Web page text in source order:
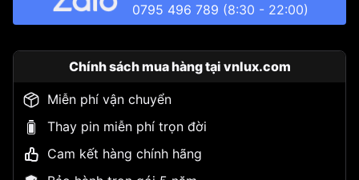
0795 496 789 (8:30 - 22:00)
Chính sách mua hàng tại vnlux.com
Miễn phí vận chuyển
Thay pin miễn phí trọn đời
Cam kết hàng chính hãng